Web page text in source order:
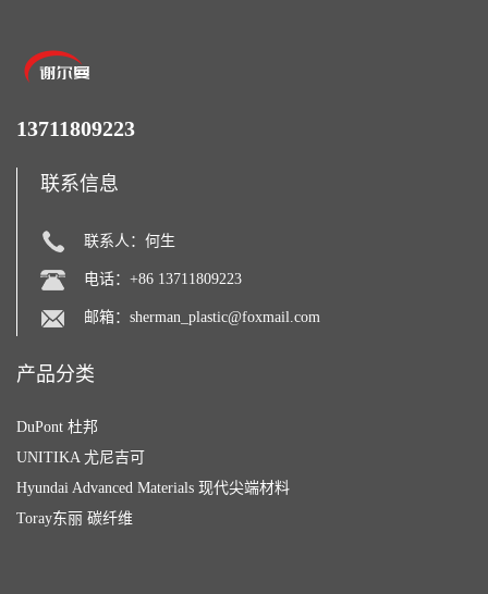
13711809223
联系信息
联系人：何生
电话：+86 13711809223
邮箱： sherman_plastic@foxmail.com
产品分类
DuPont 杜邦
UNITIKA 尤尼吉可
Hyundai Advanced Materials 现代尖端材料
Toray东丽 碳纤维